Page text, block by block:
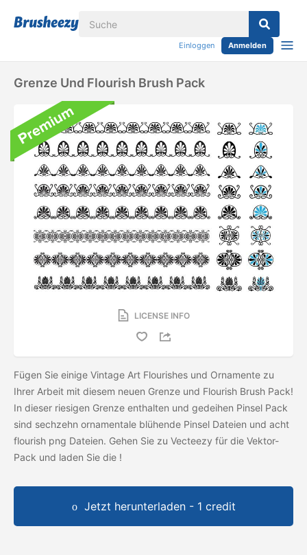
Einloggen Anmelden
Grenze Und Flourish Brush Pack
LICENSE INFO
Fügen Sie einige Vintage Art Flourishes und Ornamente zu
Ihrer Arbeit mit diesem neuen Grenze und Flourish Brush Pack!
In dieser riesigen Grenze enthalten und gedeihen Pinsel Pack
sind sechzehn ornamentale blühende Pinsel Dateien und acht
flourish png Dateien. Gehen Sie zu Vecteezy für die Vektor-
Pack und laden Sie die !
Jetzt herunterladen - 1 credit